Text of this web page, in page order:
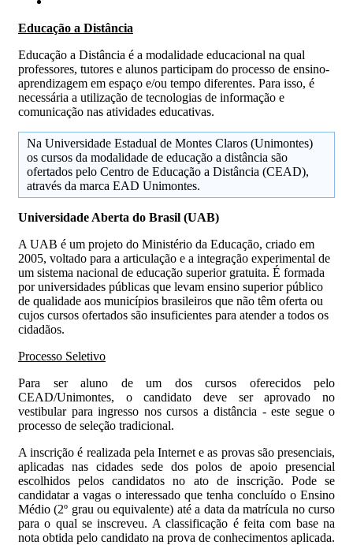
Educação a Distância
Educação a Distância é a modalidade educacional na qual
professores, tutores e alunos participam do processo de ensino-
aprendizagem em espaço e/ou tempo diferentes. Para isso, é
necessária a utilização de tecnologias de informação e
comunicação nas atividades educativas.
Na Universidade Estadual de Montes Claros (Unimontes)
os cursos da modalidade de educação a distância são
ofertados pelo Centro de Educação a Distância (CEAD),
através da marca EAD Unimontes.
Universidade Aberta do Brasil (UAB)
A UAB é um projeto do Ministério da Educação, criado em
2005, voltado para a articulação e a integração experimental de
um sistema nacional de educação superior gratuita. É formada
por universidades públicas que levam ensino superior público
de qualidade aos municípios brasileiros que não têm oferta ou
cujos cursos ofertados são insuficientes para atender a todos os
cidadãos.
Processo Seletivo
Para ser aluno de um dos cursos oferecidos pelo
CEAD/Unimontes, o candidato deve ser aprovado no
vestibular para ingresso nos cursos a distância - este segue o
processo de seleção tradicional.
A inscrição é realizada pela Internet e as provas são presenciais,
aplicadas nas cidades sede dos polos de apoio presencial
escolhidos pelos candidatos no ato de inscrição. Pode se
candidatar a vagas o interessado que tenha concluído o Ensino
Médio (2º grau ou equivalente) até a data da matrícula no curso
para o qual se inscreveu. A classificação é feita com base na
nota obtida pelo candidato na prova de conhecimentos aplicada.